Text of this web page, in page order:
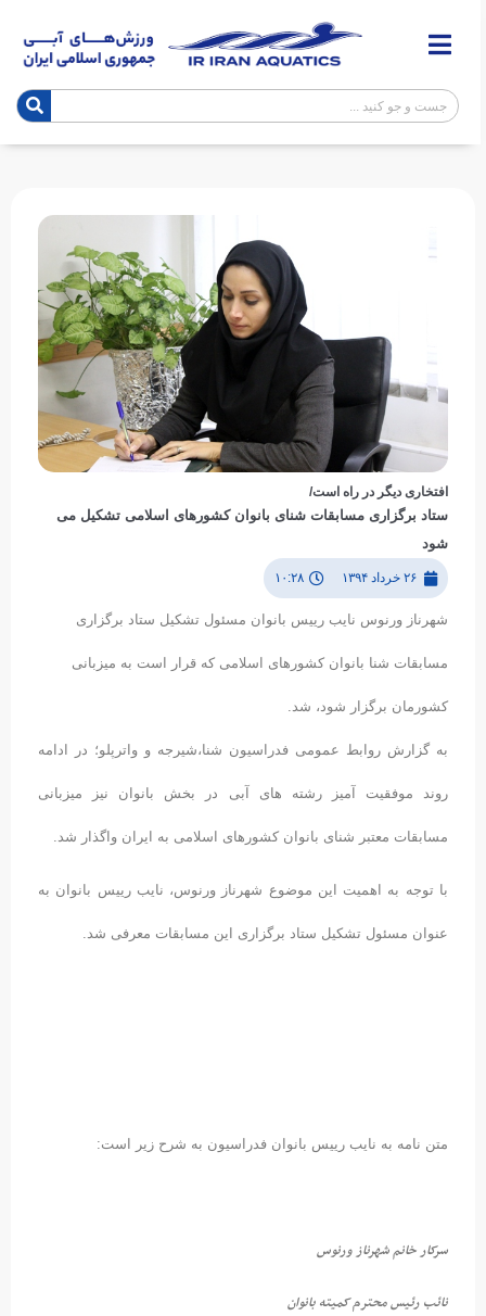
افتخاری دیگر در راه است/
ستاد برگزاری مسابقات شنای بانوان کشورهای اسلامی تشکیل می
شود
۲۶ خرداد ۱۳۹۴ ۱۰:۲۸
شهرناز ورنوس نایب رییس بانوان مسئول تشکیل ستاد برگزاری
مسابقات شنا بانوان کشورهای اسلامی که قرار است به میزبانی
کشورمان برگزار شود، شد.
به گزارش روابط عمومی فدراسیون شنا،شیرجه و واترپلو؛ در ادامه
روند موفقیت آمیز رشته های آبی در بخش بانوان نیز میزبانی
مسابقات معتبر شنای بانوان کشورهای اسلامی به ایران واگذار شد.
با توجه به اهمیت این موضوع شهرناز ورنوس، نایب رییس بانوان به
عنوان مسئول تشکیل ستاد برگزاری این مسابقات معرفی شد.
متن نامه به نایب رییس بانوان فدراسیون به شرح زیر است:
سرکار خانم شهرناز ورنوس
نائب رئیس محترم کمیته بانوان